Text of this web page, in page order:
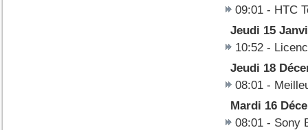
09:01 - HTC
Jeudi 15
10:52 -
Jeudi 18
08:01 -
Mardi 16
08:01 - Sony